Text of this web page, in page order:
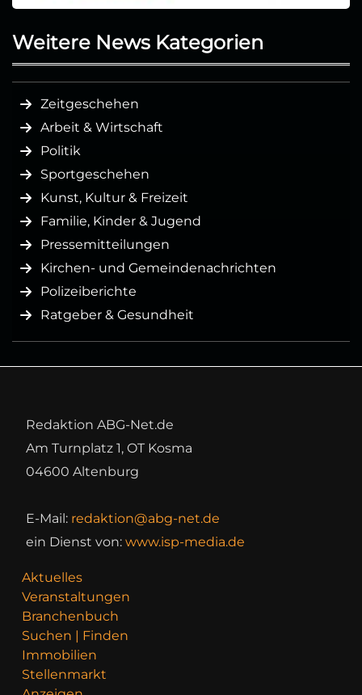
Weitere News Kategorien
Zeitgeschehen
Arbeit & Wirtschaft
Politik
Sportgeschehen
Kunst, Kultur & Freizeit
Familie, Kinder & Jugend
Pressemitteilungen
Kirchen- und Gemeindenachrichten
Polizeiberichte
Ratgeber & Gesundheit
Redaktion ABG-Net.de
Am Turnplatz 1, OT Kosma
04600 Altenburg
E-Mail: redaktion@abg-net.de
ein Dienst von: www.isp-media.de
Aktuelles
Veranstaltungen
Branchenbuch
Suchen | Finden
Immobilien
Stellenmarkt